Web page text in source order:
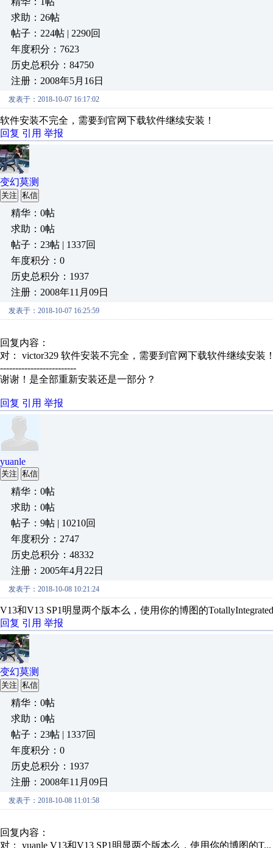
求助：26帖
帖子：224帖 | 2290回
年度积分：7623
历史总积分：84750
注册：2008年5月16日
发表于：2018-10-07 16:17:02
软件安装不完全，需要到官网下载软件继续安装！
回复 引用 举报
变幻莫测
关注 私信
精华：0帖
求助：0帖
帖子：23帖 | 1337回
年度积分：0
历史总积分：1937
注册：2008年11月09日
发表于：2018-10-07 16:25:59
回复内容：
对： victor329 软件安装不完全，需要到官网下载软件继续安装
-------------------------
谢谢！是全部重新安装还是一部分？
回复 引用 举报
yuanle
关注 私信
精华：0帖
求助：0帖
帖子：9帖 | 10210回
年度积分：2747
历史总积分：48332
注册：2005年4月22日
发表于：2018-10-08 10:21:24
V13和V13 SP1明显两个版本么，使用你的博图的
回复 引用 举报
变幻莫测
关注 私信
精华：0帖
求助：0帖
帖子：23帖 | 1337回
年度积分：0
历史总积分：1937
注册：2008年11月09日
发表于：2018-10-08 11:01:58
回复内容：
对： yuanle V13和V13 SP1明显两个版本么，使用你的博图的T...